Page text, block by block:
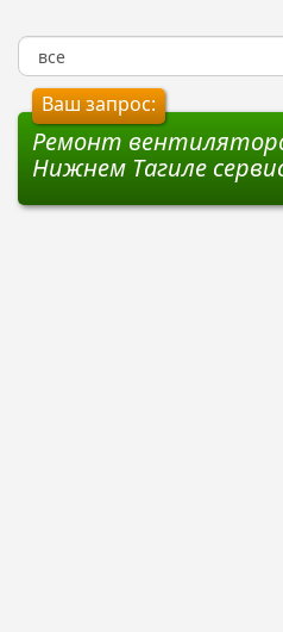
Ваш запрос:
Ремонт
Нижнем Тагиле